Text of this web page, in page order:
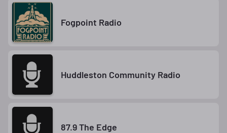
Fogpoint Radio
Huddleston Community Radio
87.9 The Edge